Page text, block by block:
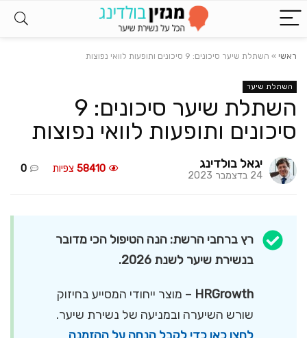
ראשי » השתלת שיער סיכונים: 9 סיכונים ותופעות לוואי נפוצות
השתלת שיער
השתלת שיער סיכונים: 9
סיכונים ותופעות לוואי נפוצות
יגאל בולדינג
24 בדצמבר 2023
58410 צפיות 0
רץ ברחבי הרשת: הנה הטיפול הכי מדובר
בנשירת שיער לשנת 2026.
HRGrowth – מוצר ייחודי המסייע בחיזוק
שורש השיערה ובמניעה של נשירת שיער.